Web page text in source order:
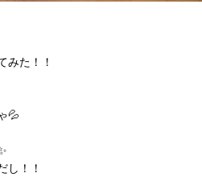
みた！！
💦
し！！